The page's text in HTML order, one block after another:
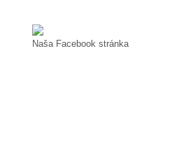
Naša Facebook stránka